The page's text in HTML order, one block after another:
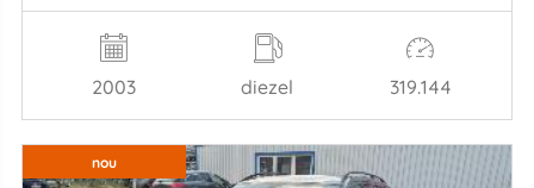
2003 diezel 319.144
nou